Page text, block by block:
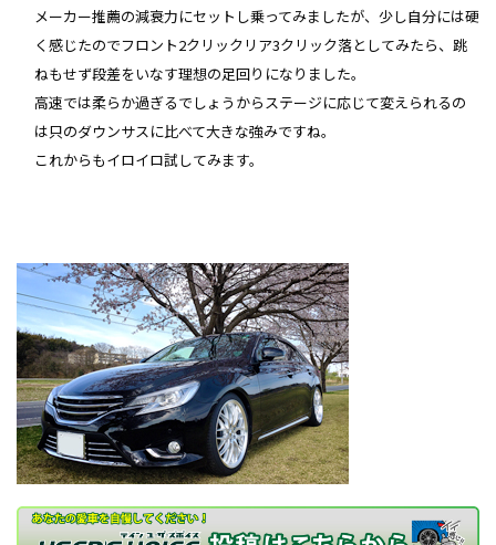
メーカー推薦の減衰力にセットし乗ってみましたが、少し自分には硬
く感じたのでフロント2クリックリア3クリック落としてみたら、跳
ねもせず段差をいなす理想の足回りになりました。
高速では柔らか過ぎるでしょうからステージに応じて変えられるの
は只のダウンサスに比べて大きな強みですね。
これからもイロイロ試してみます。